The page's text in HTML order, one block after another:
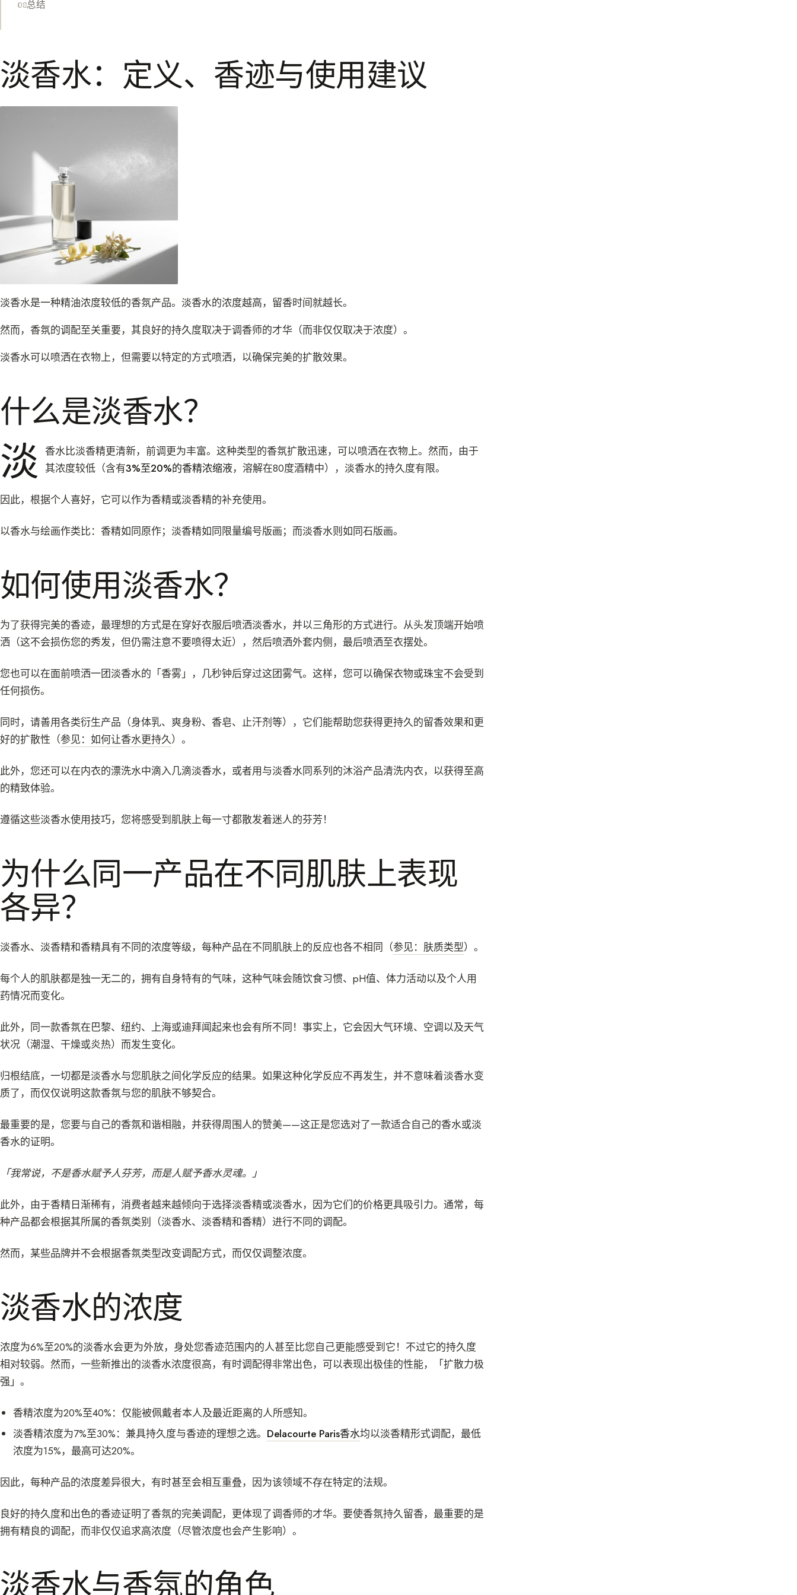
总结
淡香水：定义、香迹与使用建议
淡香水是一种精油浓度较低的香氛产品。淡香水的浓度越高，留香时间就越长。
然而，香氛的调配至关重要，其良好的持久度取决于调香师的才华（而非仅仅取决于浓度）。
淡香水可以喷洒在衣物上，但需要以特定的方式喷洒，以确保完美的扩散效果。
什么是淡香水？
淡
香水比淡香精更清新，前调更为丰富。这种类型的香氛扩散迅速，可以喷洒在衣物上。然而，由于
其浓度较低（含有3%至20%的香精浓缩液，溶解在80度酒精中），淡香水的持久度有限。
因此，根据个人喜好，它可以作为香精或淡香精的补充使用。
以香水与绘画作类比：香精如同原作；淡香精如同限量编号版画；而淡香水则如同石版画。
如何使用淡香水？
为了获得完美的香迹，最理想的方式是在穿好衣服后喷洒淡香水，并以三角形的方式进行。从头发顶端开始喷
洒（这不会损伤您的秀发，但仍需注意不要喷得太近），然后喷洒外套内侧，最后喷洒至衣摆处。
您也可以在面前喷洒一团淡香水的「香雾」，几秒钟后穿过这团雾气。这样，您可以确保衣物或珠宝不会受到
任何损伤。
同时，请善用各类衍生产品（身体乳、爽身粉、香皂、止汗剂等），它们能帮助您获得更持久的留香效果和更
好的扩散性（参见：如何让香水更持久）。
此外，您还可以在内衣的漂洗水中滴入几滴淡香水，或者用与淡香水同系列的沐浴产品清洗内衣，以获得至高
的精致体验。
遵循这些淡香水使用技巧，您将感受到肌肤上每一寸都散发着迷人的芬芳！
为什么同一产品在不同肌肤上表现
各异？
淡香水、淡香精和香精具有不同的浓度等级，每种产品在不同肌肤上的反应也各不相同（参见：肤质类型）。
每个人的肌肤都是独一无二的，拥有自身特有的气味，这种气味会随饮食习惯、pH值、体力活动以及个人用
药情况而变化。
此外，同一款香氛在巴黎、纽约、上海或迪拜闻起来也会有所不同！事实上，它会因大气环境、空调以及天气
状况（潮湿、干燥或炎热）而发生变化。
归根结底，一切都是淡香水与您肌肤之间化学反应的结果。如果这种化学反应不再发生，并不意味着淡香水变
质了，而仅仅说明这款香氛与您的肌肤不够契合。
最重要的是，您要与自己的香氛和谐相融，并获得周围人的赞美——这正是您选对了一款适合自己的香水或淡
香水的证明。
「我常说，不是香水赋予人芬芳，而是人赋予香水灵魂。」
此外，由于香精日渐稀有，消费者越来越倾向于选择淡香精或淡香水，因为它们的价格更具吸引力。通常，每
种产品都会根据其所属的香氛类别（淡香水、淡香精和香精）进行不同的调配。
然而，某些品牌并不会根据香氛类型改变调配方式，而仅仅调整浓度。
淡香水的浓度
浓度为6%至20%的淡香水会更为外放，身处您香迹范围内的人甚至比您自己更能感受到它！不过它的持久度
相对较弱。然而，一些新推出的淡香水浓度很高，有时调配得非常出色，可以表现出极佳的性能，「扩散力极
强」。
香精浓度为20%至40%：仅能被佩戴者本人及最近距离的人所感知。
淡香精浓度为7%至30%：兼具持久度与香迹的理想之选。 Delacourte Paris香水均以淡香精形式调配，最低
浓度为15%，最高可达20%。
因此，每种产品的浓度差异很大，有时甚至会相互重叠，因为该领域不存在特定的法规。
良好的持久度和出色的香迹证明了香氛的完美调配，更体现了调香师的才华。要使香氛持久留香，最重要的是
拥有精良的调配，而非仅仅追求高浓度（尽管浓度也会产生影响）。
淡香水与香氛的角色